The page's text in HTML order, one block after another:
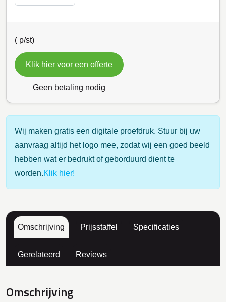
( p/st)
Klik hier voor een offerte
Geen betaling nodig
Wij maken gratis een digitale proefdruk. Stuur bij uw
aanvraag altijd het logo mee, zodat wij een goed beeld
hebben wat er bedrukt of geborduurd dient te
worden.Klik hier!
Omschrijving Prijsstaffel Specificaties
Gerelateerd Reviews
Omschrijving